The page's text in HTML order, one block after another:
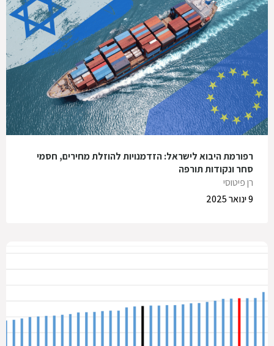
רפורמת היבוא לישראל: הזדמנויות להוזלת מחירים, חסמי
סחר ונקודות תורפה
רן פיטוסי
9 ינואר 2025